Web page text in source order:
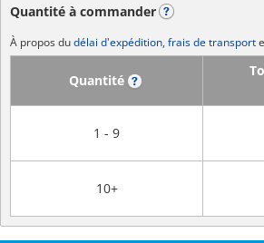
Quantité à commander
À propos dudélai d'expédition, frais de transport
Quantité
1 - 9
10+